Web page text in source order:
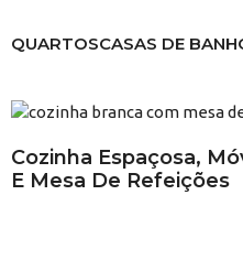
QUARTOSCASAS DE
Cozinha Espaçosa,
E Mesa De Refeições